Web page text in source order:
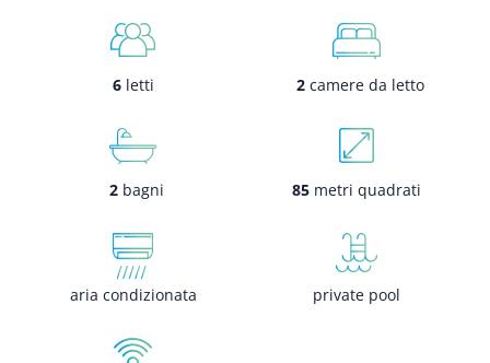
6letti 2 camere da letto
2 bagni 85 metri quadrati
aria condizionata private pool